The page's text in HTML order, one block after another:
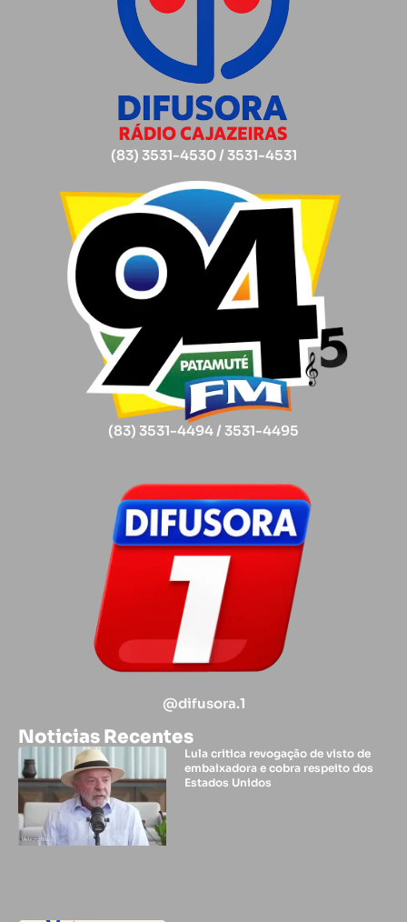
(83) 3531-4530 / 3531-4531
(83) 3531-4494 / 3531-4495
@difusora.1
Noticias Recentes
Lula critica revogação de visto de
embaixadora e cobra respeito dos
Estados Unidos